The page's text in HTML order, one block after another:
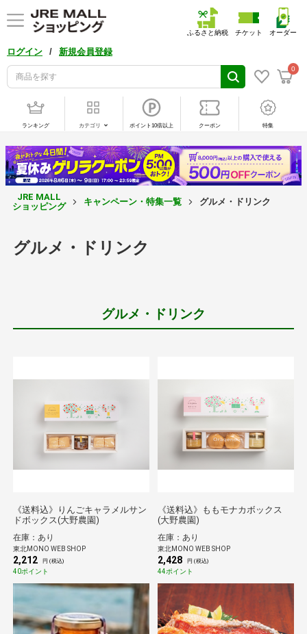
ログイン / 新規会員登録
0
ふるさと納税 チケット オーダー
ランキング カテゴリ ポイント10倍以上 クーポン 特集
JRE MALL
ショッピング
キャンペーン・特集一覧 グルメ・ドリンク
グルメ・ドリンク
グルメ・ドリンク
《送料込》りんごキャラメルサン
ドボックス(大野農園)
在庫：あり
東北MONO WEB SHOP
2,212 円 (税込)
40ポイント
《送料込》ももモナカボックス
(大野農園)
在庫：あり
東北MONO WEB SHOP
2,428 円 (税込)
44ポイント